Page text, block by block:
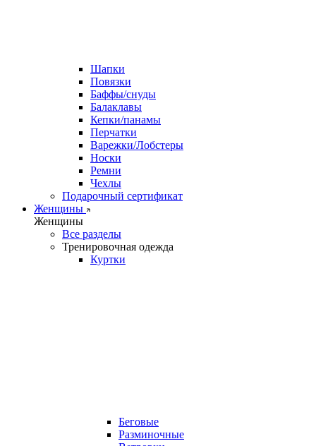
Шапки
Повязки
Баффы/снуды
Балаклавы
Кепки/панамы
Перчатки
Варежки/Лобстеры
Носки
Ремни
Чехлы
Подарочный сертификат
Женщины
Женщины
Все разделы
Тренировочная одежда
Куртки
Беговые
Разминочные